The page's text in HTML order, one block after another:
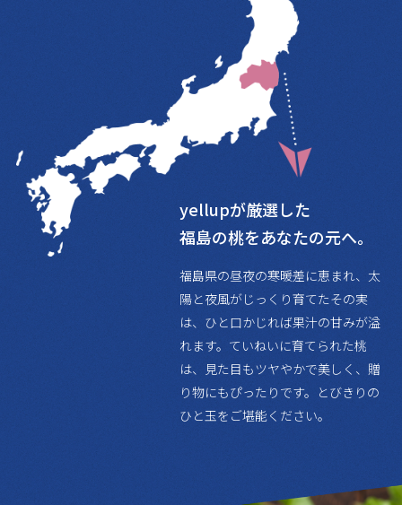
yellupが厳選した
福島の桃をあなたの元へ。
福島県の昼夜の寒暖差に恵まれ、太
陽と夜風がじっくり育てたその実
は、ひと口かじれば果汁の甘みが溢
れます。ていねいに育てられた桃
は、見た目もツヤやかで美しく、贈
り物にもぴったりです。とびきりの
ひと玉をご堪能ください。